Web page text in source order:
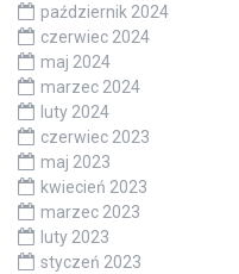
październik 2024
czerwiec 2024
maj 2024
marzec 2024
luty 2024
czerwiec 2023
maj 2023
kwiecień 2023
marzec 2023
luty 2023
styczeń 2023